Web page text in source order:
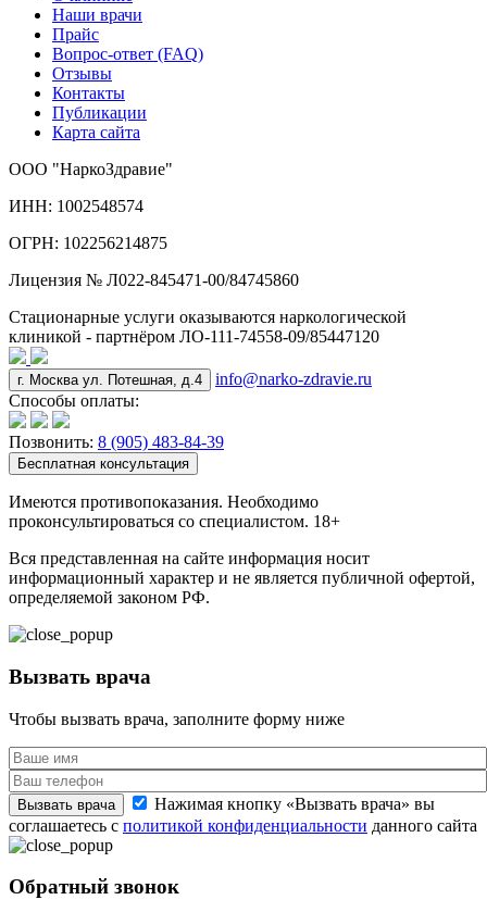
Наши врачи
Прайс
Вопрос-ответ (FAQ)
Отзывы
Контакты
Публикации
Карта сайта
ООО "НаркоЗдравие"
ИНН: 1002548574
ОГРН: 102256214875
Лицензия № Л022-845471-00/84745860
Стационарные услуги оказываются наркологической
клиникой - партнёром ЛО-111-74558-09/85447120
г. Москва ул. Потешная, д.4
info@narko-zdravie.ru
Способы оплаты:
Позвонить: 8 (905) 483-84-39
Бесплатная консультация
Имеются противопоказания. Необходимо
проконсультироваться со специалистом. 18+
Вся представленная на сайте информация носит
информационный характер и не является публичной офертой,
определяемой законом РФ.
Вызвать врача
Чтобы вызвать врача, заполните форму ниже
Вызвать врача
Нажимая кнопку «Вызвать врача» вы
соглашаетесь с политикой конфиденциальности данного сайта
Обратный звонок